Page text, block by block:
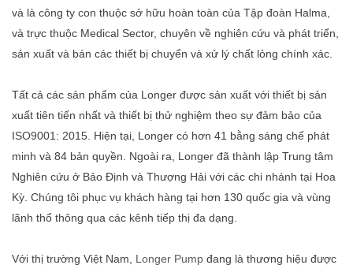
và là công ty con thuộc sở hữu hoàn toàn của Tập đoàn Halma,
và trực thuộc Medical Sector, chuyên về nghiên cứu và phát triển,
sản xuất và bán các thiết bị chuyển và xử lý chất lỏng chính xác.
Tất cả các sản phẩm của Longer được sản xuất với thiết bị sản
xuất tiên tiến nhất và thiết bị thử nghiệm theo sự đảm bảo của
ISO9001: 2015. Hiện tại, Longer có hơn 41 bằng sáng chế phát
minh và 84 bản quyền. Ngoài ra, Longer đã thành lập Trung tâm
Nghiên cứu ở Bảo Định và Thượng Hải với các chi nhánh tại Hoa
Kỳ. Chúng tôi phục vụ khách hàng tại hơn 130 quốc gia và vùng
lãnh thổ thông qua các kênh tiếp thị đa dạng.
Với thị trường Việt Nam, Longer Pump đang là thương hiệu được